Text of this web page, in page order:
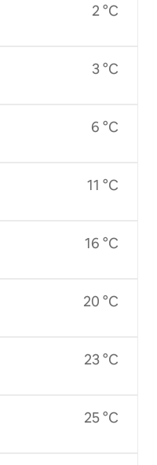
2 °C
3 °C
6 °C
11 °C
16 °C
20 °C
23 °C
25 °C